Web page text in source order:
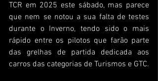
TCR em 2025 este sábado, mas parece
que nem se notou a sua falta de testes
durante o Inverno, tendo sido o mais
rápido entre os pilotos que farão parte
das grelhas de partida dedicada aos
carros das categorias de Turismos e GTC.